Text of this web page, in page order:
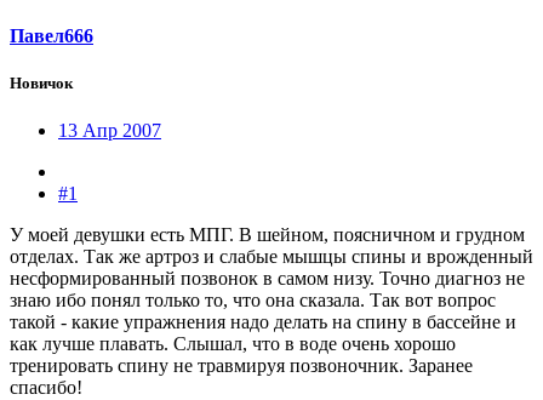
Павел666
Новичок
13 Апр 2007
#1
У моей девушки есть МПГ. В шейном, поясничном и грудном
отделах. Так же артроз и слабые мышцы спины и врожденный
несформированный позвонок в самом низу. Точно диагноз не
знаю ибо понял только то, что она сказала. Так вот вопрос
такой - какие упражнения надо делать на спину в бассейне и
как лучше плавать. Слышал, что в воде очень хорошо
тренировать спину не травмируя позвоночник. Заранее
спасибо!